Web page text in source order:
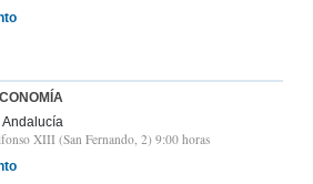
XIII (San Fernando, 2) 9:00 horas